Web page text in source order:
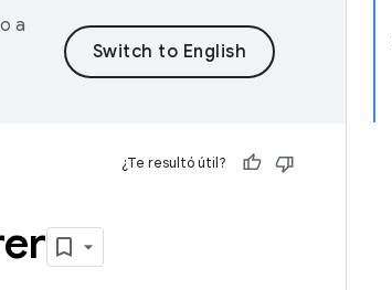
a
¿Te resultó útil?